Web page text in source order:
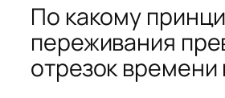
По какому
переживания
отрезок